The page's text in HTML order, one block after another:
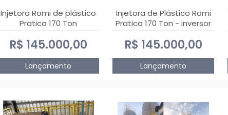
Injetora Romi de plástico
Pratica 170 Ton
R$ 145.000,00
Lançamento
Injetora de Plástico Romi
Pratica 170 Ton - inversor
de frequência NR 12
R$ 145.000,00
Lançamento